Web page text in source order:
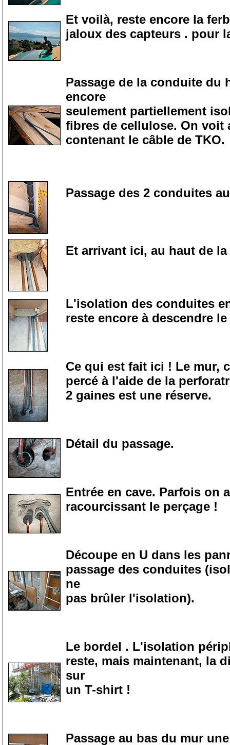
Et voilà, reste encore la
jaloux des capteurs . pour
Passage de la conduite du
encore
seulement partiellement
fibres de cellulose. On voit
contenant le câble de TKO.
Passage des 2 conduites
Et arrivant ici, au haut de la
L'isolation des conduites
reste encore à descendre
Ce qui est fait ici ! Le mur,
percé à l'aide de la
2 gaines est une réserve.
Détail du passage.
Entrée en cave. Parfois on
racourcissant le perçage !
Découpe en U dans les
passage des conduites
ne
pas brûler l'isolation).
Le bordel . L'isolation
reste, mais maintenant, la
sur
un T-shirt !
Passage au bas du mur